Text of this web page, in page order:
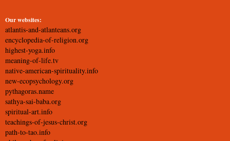
Our websites:
atlantis-and-atlanteans.org
encyclopedia-of-religion.org
highest-yoga.info
meaning-of-life.tv
native-american-spirituality.info
new-ecopsychology.org
pythagoras.name
sathya-sai-baba.org
spiritual-art.info
teachings-of-jesus-christ.org
path-to-tao.info